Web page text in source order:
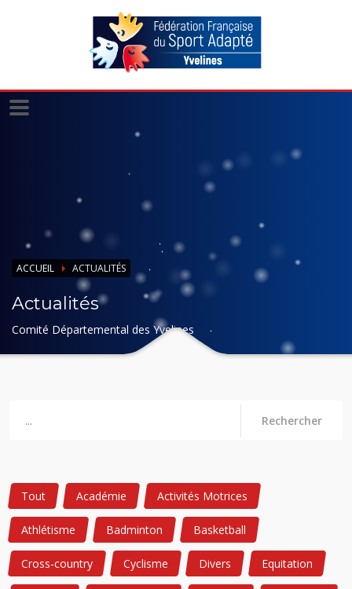
ACCUEIL ACTUALITÉS
Actualités
Comité Départemental des Yvelines
Rechercher
Tout Académie Activités Motrices
Athlétisme Badminton Basketball
Cross-country Cyclisme Divers Equitation
Panneau de gestion des cookies